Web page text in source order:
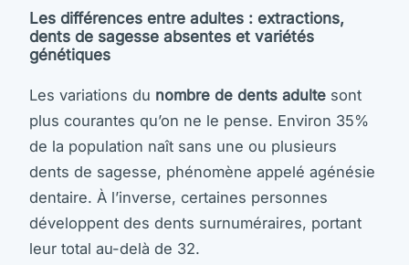
Les différences entre adultes : extractions,
dents de sagesse absentes et variétés
génétiques
Les variations du nombre de dents adulte sont
plus courantes qu’on ne le pense. Environ 35%
de la population naît sans une ou plusieurs
dents de sagesse, phénomène appelé agénésie
dentaire. À l’inverse, certaines personnes
développent des dents surnuméraires, portant
leur total au-delà de 32.